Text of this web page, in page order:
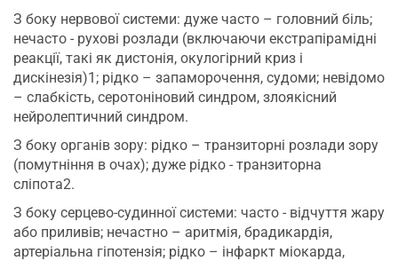
З боку нервової системи: дуже часто – головний біль;
нечасто - рухові розлади (включаючи екстрапірамідні
реакції, такі як дистонія, окулогірний криз і
дискінезія)1; рідко – запаморочення, судоми; невідомо
– слабкість, серотоніновий синдром, злоякісний
нейролептичний синдром.
З боку органів зору: рідко – транзиторні розлади зору
(помутніння в очах); дуже рідко - транзиторна
сліпота2.
З боку серцево-судинної системи: часто - відчуття жару
або приливів; нечастно – аритмія, брадикардія,
артеріальна гіпотензія; рідко – інфаркт міокарда,